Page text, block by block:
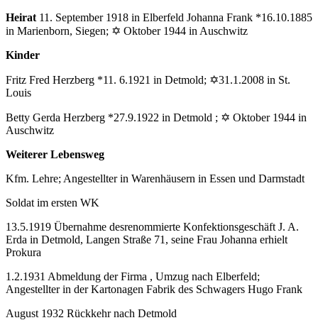
Heirat 11. September 1918 in Elberfeld Johanna Frank *16.10.1885
in Marienborn, Siegen; ✡ Oktober 1944 in Auschwitz
Kinder
Fritz Fred Herzberg *11. 6.1921 in Detmold; ✡31.1.2008 in St.
Louis
Betty Gerda Herzberg *27.9.1922 in Detmold ; ✡ Oktober 1944 in
Auschwitz
Weiterer Lebensweg
Kfm. Lehre; Angestellter in Warenhäusern in Essen und Darmstadt
Soldat im ersten WK
13.5.1919 Übernahme desrenommierte Konfektionsgeschäft J. A.
Erda in Detmold, Langen Straße 71, seine Frau Johanna erhielt
Prokura
1.2.1931 Abmeldung der Firma , Umzug nach Elberfeld;
Angestellter in der Kartonagen Fabrik des Schwagers Hugo Frank
August 1932 Rückkehr nach Detmold